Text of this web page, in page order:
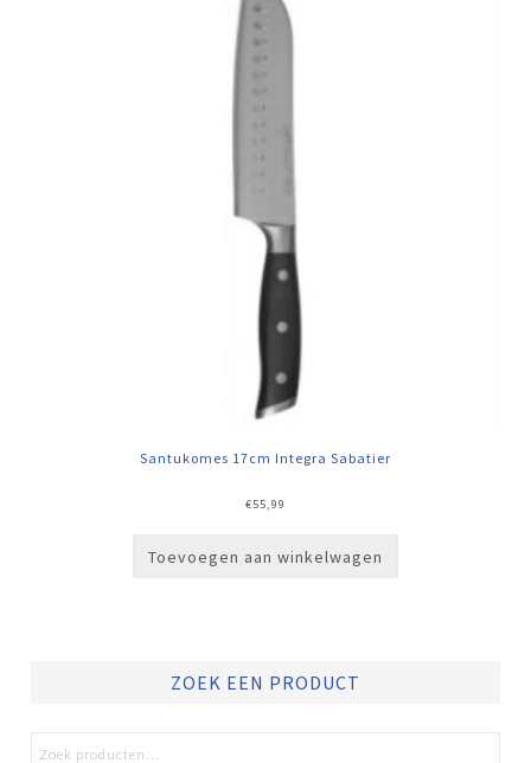
Santukomes 17cm Integra Sabatier
€55,99
Toevoegen aan winkelwagen
ZOEK EEN PRODUCT